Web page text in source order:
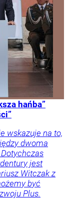
hańba”
wskazuje na to,
dwoma
jest
Witczak z
być
Plus.